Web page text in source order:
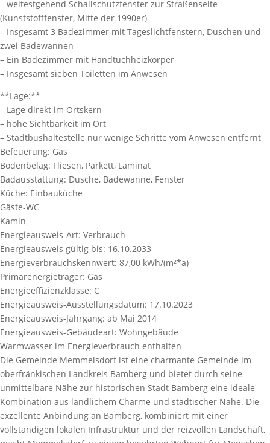
– weitestgehend Schallschutzfenster zur Straßenseite
(Kunststofffenster, Mitte der 1990er)
– Insgesamt 3 Badezimmer mit Tageslichtfenstern, Duschen und
zwei Badewannen
– Ein Badezimmer mit Handtuchheizkörper
– Insgesamt sieben Toiletten im Anwesen
**Lage:**
– Lage direkt im Ortskern
– hohe Sichtbarkeit im Ort
– Stadtbushaltestelle nur wenige Schritte vom Anwesen entfernt
Befeuerung: Gas
Bodenbelag: Fliesen, Parkett, Laminat
Badausstattung: Dusche, Badewanne, Fenster
Küche: Einbauküche
Gäste-WC
Kamin
Energieausweis-Art: Verbrauch
Energieausweis gültig bis: 16.10.2033
Energieverbrauchskennwert: 87,00 kWh/(m²*a)
Primärenergieträger: Gas
Energieeffizienzklasse: C
Energieausweis-Ausstellungsdatum: 17.10.2023
Energieausweis-Jahrgang: ab Mai 2014
Energieausweis-Gebäudeart: Wohngebäude
Warmwasser im Energieverbrauch enthalten
Die Gemeinde Memmelsdorf ist eine charmante Gemeinde im
oberfränkischen Landkreis Bamberg und bietet durch seine
unmittelbare Nähe zur historischen Stadt Bamberg eine ideale
Kombination aus ländlichem Charme und städtischer Nähe. Die
exzellente Anbindung an Bamberg, kombiniert mit einer
vollständigen lokalen Infrastruktur und der reizvollen Landschaft,